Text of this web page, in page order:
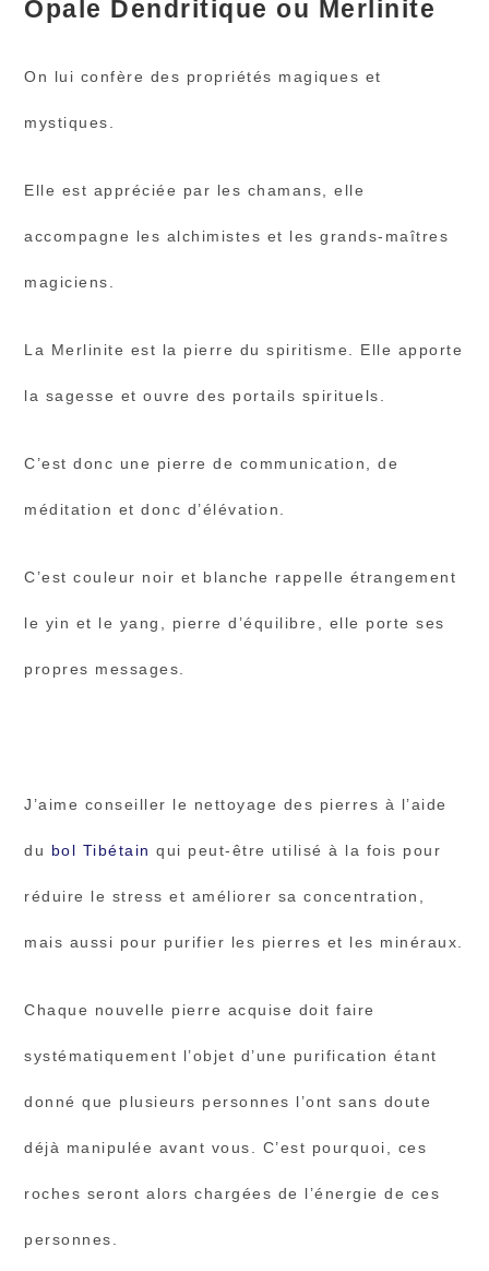
Opale Dendritique ou Merlinite
On lui confère des propriétés magiques et
mystiques.
Elle est appréciée par les chamans, elle
accompagne les alchimistes et les grands-maîtres
magiciens.
La Merlinite est la pierre du spiritisme. Elle apporte
la sagesse et ouvre des portails spirituels.
C’est donc une pierre de communication, de
méditation et donc d’élévation.
C’est couleur noir et blanche rappelle étrangement
le yin et le yang, pierre d’équilibre, elle porte ses
propres messages.
J’aime conseiller le nettoyage des pierres à l’aide
du bol Tibétain qui peut-être utilisé à la fois pour
réduire le stress et améliorer sa concentration,
mais aussi pour purifier les pierres et les minéraux.
Chaque nouvelle pierre acquise doit faire
systématiquement l’objet d’une purification étant
donné que plusieurs personnes l’ont sans doute
déjà manipulée avant vous. C’est pourquoi, ces
roches seront alors chargées de l’énergie de ces
personnes.